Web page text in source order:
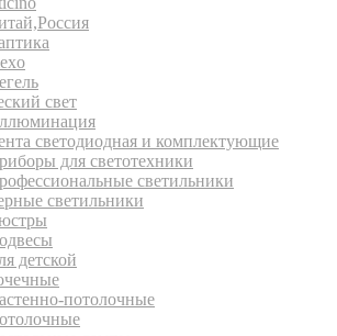
свет
светодиодная и комплектующие
для светотехники
светильники
светильники
детской
потолочные